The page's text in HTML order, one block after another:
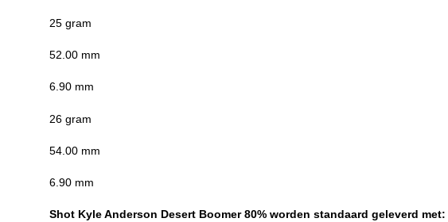
25 gram
52.00 mm
6.90 mm
26 gram
54.00 mm
6.90 mm
Shot Kyle Anderson Desert Boomer 80% worden standaard geleverd met: